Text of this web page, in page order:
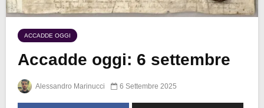
ACCADDE OGGI
Accadde oggi: 6 settembre
Alessandro Marinucci 6 Settembre 2025